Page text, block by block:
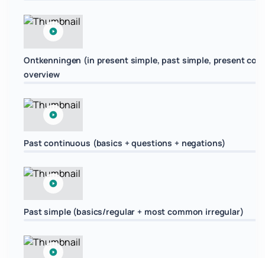
Ontkenningen (in present simple, past simple, present
overview
Past continuous (basics + questions + negations)
Past simple (basics/regular + most common irregular)